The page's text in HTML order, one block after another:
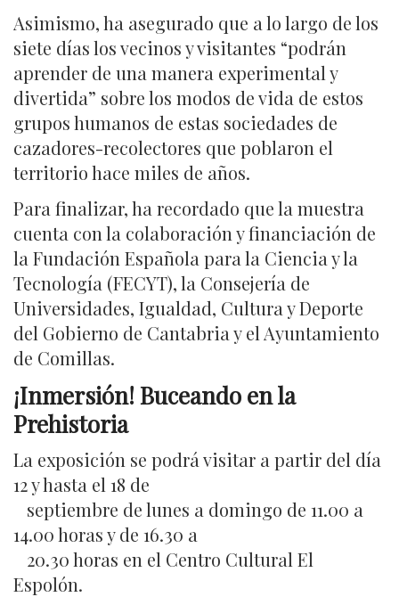
Asimismo, ha asegurado que a lo largo de los
siete días los vecinos y visitantes “podrán
aprender de una manera experimental y
divertida” sobre los modos de vida de estos
grupos humanos de estas sociedades de
cazadores-recolectores que poblaron el
territorio hace miles de años.
Para finalizar, ha recordado que la muestra
cuenta con la colaboración y financiación de
la Fundación Española para la Ciencia y la
Tecnología (FECYT), la Consejería de
Universidades, Igualdad, Cultura y Deporte
del Gobierno de Cantabria y el Ayuntamiento
de Comillas.
¡Inmersión! Buceando en la
Prehistoria
La exposición se podrá visitar a partir del día
12 y hasta el 18 de
septiembre de lunes a domingo de 11.00 a
14.00 horas y de 16.30 a
20.30 horas en el Centro Cultural El
Espolón.